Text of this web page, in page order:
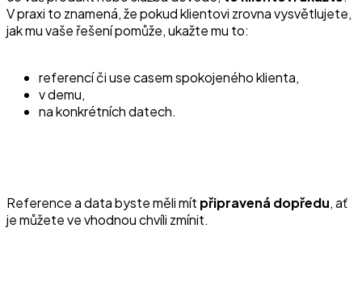
V praxi to znamená, že pokud klientovi zrovna vysvětlujete,
jak mu vaše řešení pomůže, ukažte mu to:
referencí či use casem spokojeného klienta,
v demu,
na konkrétních datech.
Reference a data byste měli mít připravená dopředu, ať
je můžete ve vhodnou chvíli zmínit.